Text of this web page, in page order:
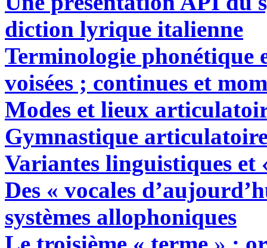
diction lyrique italienne
Terminologie phonétique
voisées ; continues et
Modes et lieux
Gymnastique
Variantes linguistiques et
Des « vocales
systèmes allophoniques